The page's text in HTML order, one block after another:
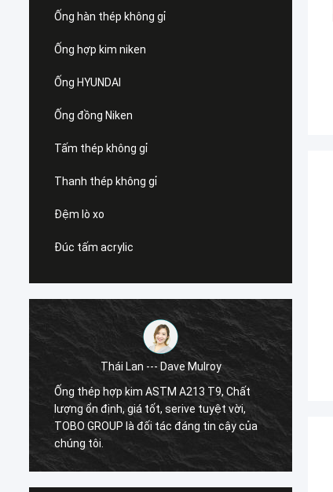
Ống hàn thép không gỉ
Ống hợp kim niken
Ống HYUNDAI
Ống đồng Niken
Tấm thép không gỉ
Thanh thép không gỉ
Đệm lò xo
Đúc tấm acrylic
T9, Chất
tin cậy của
Hoa Kỳ --- Alfaro
Mặt bích siêu kép ASTM A182 F55, Chất
lượng tốt, chúng tôi thích điều đó! Và thời
gian giao hàng cũng kịp, rất chuyên
nghiệp.